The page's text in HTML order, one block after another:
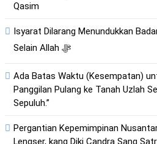
Qasim
Isyarat Dilarang Menundukkan
Selain Allah ﷻ
Ada Batas Waktu (Kesempatan)
Panggilan Pulang ke Tanah Uzlah
Sepuluh.”
Pergantian Kepemimpinan
Lengser, kang Diki Candra Sang